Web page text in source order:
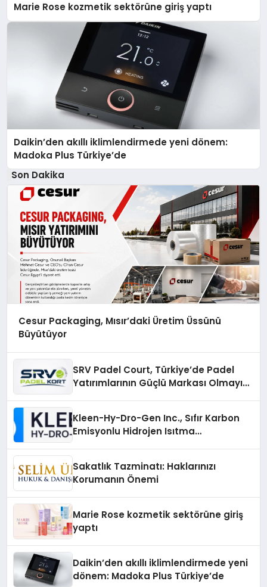
Marie Rose kozmetik sektörüne giriş yaptı
Daikin’den akıllı iklimlendirmede yeni dönem:
Madoka Plus Türkiye’de
Son Dakika
Cesur Packaging, Mısır’daki Üretim Üssünü
Büyütüyor
SRV Padel Court, Türkiye’de Padel
Yatırımlarının Güçlü Markası Olmayı
Kleen-Hy-Dro-Gen Inc., Sıfır Karbon
Emisyonlu Hidrojen Isıtma
Sakatlık Tazminatı: Haklarınızı
Korumanın Önemi
Marie Rose kozmetik sektörüne giriş
yaptı
Daikin’den akıllı iklimlendirmede yeni
dönem: Madoka Plus Türkiye’de